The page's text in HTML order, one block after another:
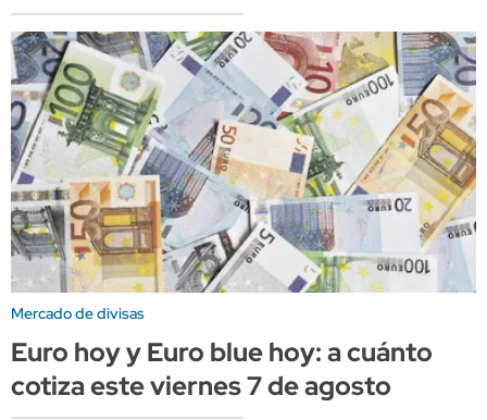
Mercado de divisas
Euro hoy y Euro blue hoy: a cuánto
cotiza este viernes 7 de agosto